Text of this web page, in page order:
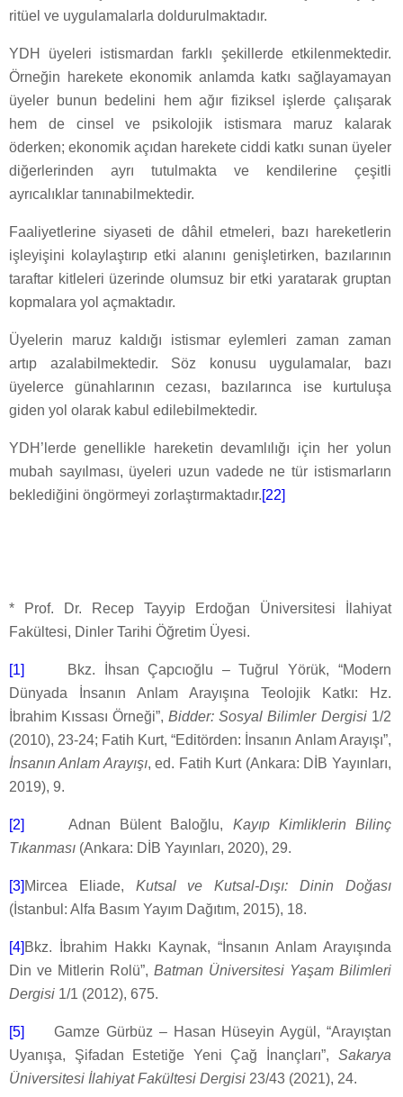
ritüel ve uygulamalarla doldurulmaktadır.
YDH üyeleri istismardan farklı şekillerde etkilenmektedir.
Örneğin harekete ekonomik anlamda katkı sağlayamayan
üyeler bunun bedelini hem ağır fiziksel işlerde çalışarak
hem de cinsel ve psikolojik istismara maruz kalarak
öderken; ekonomik açıdan harekete ciddi katkı sunan üyeler
diğerlerinden ayrı tutulmakta ve kendilerine çeşitli
ayrıcalıklar tanınabilmektedir.
Faaliyetlerine siyaseti de dâhil etmeleri, bazı hareketlerin
işleyişini kolaylaştırıp etki alanını genişletirken, bazılarının
taraftar kitleleri üzerinde olumsuz bir etki yaratarak gruptan
kopmalara yol açmaktadır.
Üyelerin maruz kaldığı istismar eylemleri zaman zaman
artıp azalabilmektedir. Söz konusu uygulamalar, bazı
üyelerce günahlarının cezası, bazılarınca ise kurtuluşa
giden yol olarak kabul edilebilmektedir.
YDH’lerde genellikle hareketin devamlılığı için her yolun
mubah sayılması, üyeleri uzun vadede ne tür istismarların
beklediğini öngörmeyi zorlaştırmaktadır.[22]
* Prof. Dr. Recep Tayyip Erdoğan Üniversitesi İlahiyat
Fakültesi, Dinler Tarihi Öğretim Üyesi.
[1]
Bkz. İhsan Çapcıoğlu – Tuğrul Yörük, “Modern
Dünyada İnsanın Anlam Arayışına Teolojik Katkı: Hz.
İbrahim Kıssası Örneği”,Bidder: Sosyal Bilimler Dergisi1/2
(2010), 23-24; Fatih Kurt, “Editörden: İnsanın Anlam Arayışı”,
İnsanın Anlam Arayışı, ed. Fatih Kurt (Ankara: DİB Yayınları,
2019), 9.
[2] Adnan Bülent Baloğlu, Kayıp Kimliklerin Bilinç
Tıkanması (Ankara: DİB Yayınları, 2020), 29.
[3] Mircea Eliade, Kutsal ve Kutsal-Dışı: Dinin Doğası
(İstanbul: Alfa Basım Yayım Dağıtım, 2015), 18.
[4] Bkz. İbrahim Hakkı Kaynak, “İnsanın Anlam Arayışında
Din ve Mitlerin Rolü”, Batman Üniversitesi Yaşam Bilimleri
Dergisi 1/1 (2012), 675.
[5]
Gamze Gürbüz – Hasan Hüseyin Aygül, “Arayıştan
Uyanışa, Şifadan Estetiğe Yeni Çağ İnançları”, Sakarya
Üniversitesi İlahiyat Fakültesi Dergisi 23/43 (2021), 24.